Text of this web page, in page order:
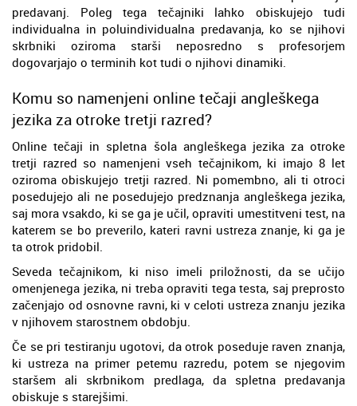
predavanj. Poleg tega tečajniki lahko obiskujejo tudi
individualna in poluindividualna predavanja, ko se njihovi
skrbniki oziroma starši neposredno s profesorjem
dogovarjajo o terminih kot tudi o njihovi dinamiki.
Komu so namenjeni online tečaji angleškega
jezika za otroke tretji razred?
Online tečaji in spletna šola angleškega jezika za otroke
tretji razred so namenjeni vseh tečajnikom, ki imajo 8 let
oziroma obiskujejo tretji razred. Ni pomembno, ali ti otroci
posedujejo ali ne posedujejo predznanja angleškega jezika,
saj mora vsakdo, ki se ga je učil, opraviti umestitveni test, na
katerem se bo preverilo, kateri ravni ustreza znanje, ki ga je
ta otrok pridobil.
Seveda tečajnikom, ki niso imeli priložnosti, da se učijo
omenjenega jezika, ni treba opraviti tega testa, saj preprosto
začenjajo od osnovne ravni, ki v celoti ustreza znanju jezika
v njihovem starostnem obdobju.
Če se pri testiranju ugotovi, da otrok poseduje raven znanja,
ki ustreza na primer petemu razredu, potem se njegovim
staršem ali skrbnikom predlaga, da spletna predavanja
obiskuje s starejšimi.